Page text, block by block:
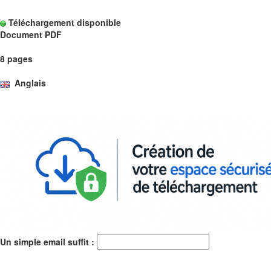
Téléchargement disponible
Document PDF
8 pages
Anglais
Un simple email suffit :